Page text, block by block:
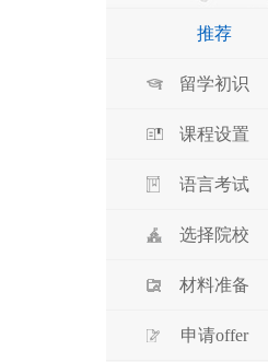
推荐
留学初识
课程设置
语言考试
选择院校
材料准备
申请offer